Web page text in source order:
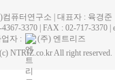
컴퓨터연구소 | 대표자 : 육경
4367-3370 | FAX : 02-717-
자 :
(주) 엔트리즈
NTRIZ.co.kr All right reserved.